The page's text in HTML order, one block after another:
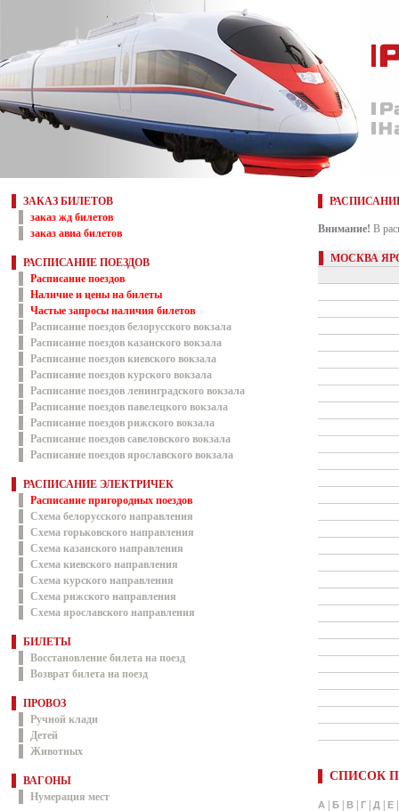
ЗАКАЗ БИЛЕТОВ
заказ жд билетов
заказ авиа билетов
РАСПИСАНИЕ ПОЕЗДОВ
Расписание поездов
Наличие и цены на билеты
Частые запросы наличия билетов
Расписание поездов белорусского вокзала
Расписание поездов казанского вокзала
Расписание поездов киевского вокзала
Расписание поездов курского вокзала
Расписание поездов ленинградского вокзала
Расписание поездов павелецкого вокзала
Расписание поездов рижского вокзала
Расписание поездов савеловского вокзала
Расписание поездов ярославского вокзала
РАСПИСАНИЕ ЭЛЕКТРИЧЕК
Расписание пригородных поездов
Схема белорусского направления
Схема горьковского направления
Схема казанского направления
Схема киевского направления
Схема курского направления
Схема рижского направления
Схема ярославского направления
БИЛЕТЫ
Восстановление билета на поезд
Возврат билета на поезд
ПРОВОЗ
Ручной клади
Детей
Животных
ВАГОНЫ
Нумерация мест
Внимание! В
МОСКВА
СПИСОК
А Б В Г Д Е